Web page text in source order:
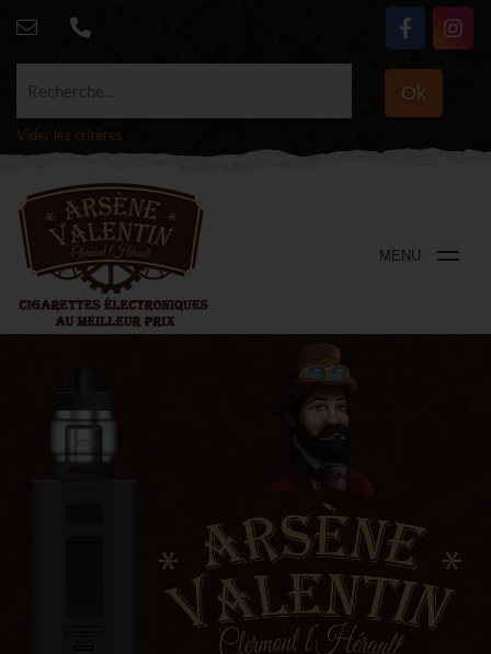
Recherche... Ok
Vider les critères
MENU